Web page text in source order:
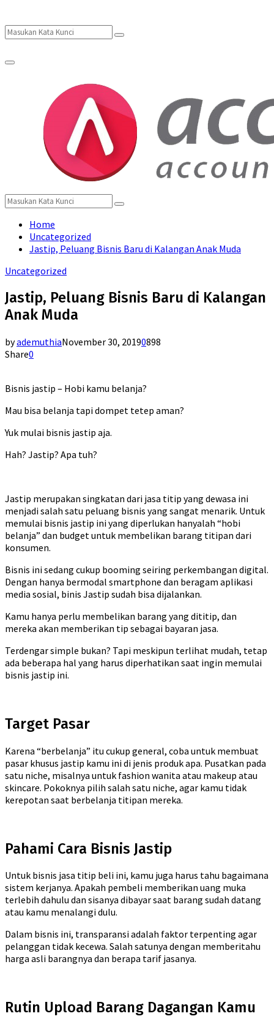
Search
Search
Primary
Search
for:
Search
Home
Uncategorized
Jastip, Peluang Bisnis Baru di Kalangan Anak Muda
Uncategorized
Jastip, Peluang Bisnis Baru di Kalangan
Anak Muda
byademuthiaNovember 30, 20190898
Share0
Bisnis jastip – Hobi kamu belanja?
Mau bisa belanja tapi dompet tetep aman?
Yuk mulai bisnis jastip aja.
Hah? Jastip? Apa tuh?
Jastip merupakan singkatan dari jasa titip yang dewasa ini
menjadi salah satu peluang bisnis yang sangat menarik. Untuk
memulai bisnis jastip ini yang diperlukan hanyalah “hobi
belanja” dan budget untuk membelikan barang titipan dari
konsumen.
Bisnis ini sedang cukup booming seiring perkembangan digital.
Dengan hanya bermodal smartphone dan beragam aplikasi
media sosial, binis Jastip sudah bisa dijalankan.
Kamu hanya perlu membelikan barang yang dititip, dan
mereka akan memberikan tip sebagai bayaran jasa.
Terdengar simple bukan? Tapi meskipun terlihat mudah, tetap
ada beberapa hal yang harus diperhatikan saat ingin memulai
bisnis jastip ini.
Target Pasar
Karena “berbelanja” itu cukup general, coba untuk membuat
pasar khusus jastip kamu ini di jenis produk apa. Pusatkan pada
satu niche, misalnya untuk fashion wanita atau makeup atau
skincare. Pokoknya pilih salah satu niche, agar kamu tidak
kerepotan saat berbelanja titipan mereka.
Pahami Cara Bisnis Jastip
Untuk bisnis jasa titip beli ini, kamu juga harus tahu bagaimana
sistem kerjanya. Apakah pembeli memberikan uang muka
terlebih dahulu dan sisanya dibayar saat barang sudah datang
atau kamu menalangi dulu.
Dalam bisnis ini, transparansi adalah faktor terpenting agar
pelanggan tidak kecewa. Salah satunya dengan memberitahu
harga asli barangnya dan berapa tarif jasanya.
Rutin Upload Barang Dagangan Kamu